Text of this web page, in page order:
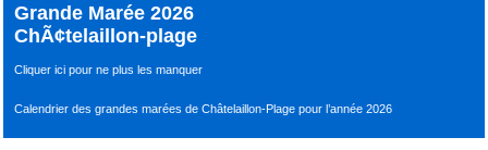
Grande Marée 2026
ChÃ¢telaillon-plage
Cliquer ici pour ne plus les manquer
Calendrier des grandes marées de Châtelaillon-Plage pour l’année 2026